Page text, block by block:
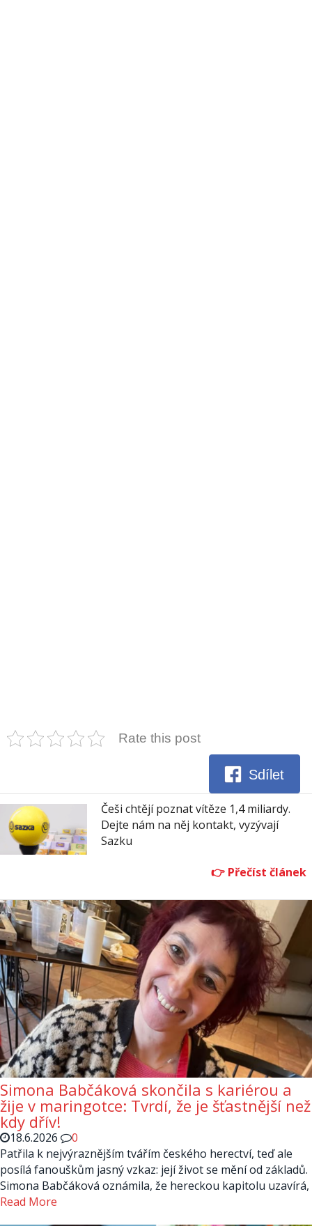
Rate this post
Sdílet
Češi chtějí poznat vítěze 1,4 miliardy.
Dejte nám na něj kontakt, vyzývají
Sazku
Simona Babčáková skončila s kariérou a
žije v maringotce: Tvrdí, že je šťastnější než
kdy dřív!
18.6.2026
0
Patřila k nejvýraznějším tvářím českého herectví, teď ale
posílá fanouškům jasný vzkaz: její život se mění od základů.
Simona Babčáková oznámila, že hereckou kapitolu uzavírá,
Read More